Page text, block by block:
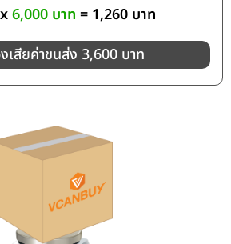
x6,000 บาท = 1,260 บาท
เสียค่าขนส่ง 3,600 บาท